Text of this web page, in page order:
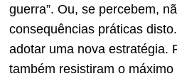
guerra”. Ou, se percebem,
consequências práticas
adotar uma nova estratégia.
também resistiram o